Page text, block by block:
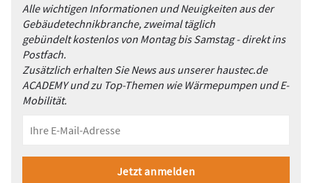
Alle wichtigen Informationen und Neuigkeiten aus der
Gebäudetechnikbranche, zweimal täglich
gebündelt kostenlos von Montag bis Samstag - direkt ins
Postfach.
Zusätzlich erhalten Sie News aus unserer haustec.de
ACADEMY und zu Top-Themen wie Wärmepumpen und E-
Mobilität.